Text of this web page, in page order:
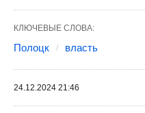
КЛЮЧЕВЫЕ СЛОВА:
Полоцк власть
24.12.2024 21:46